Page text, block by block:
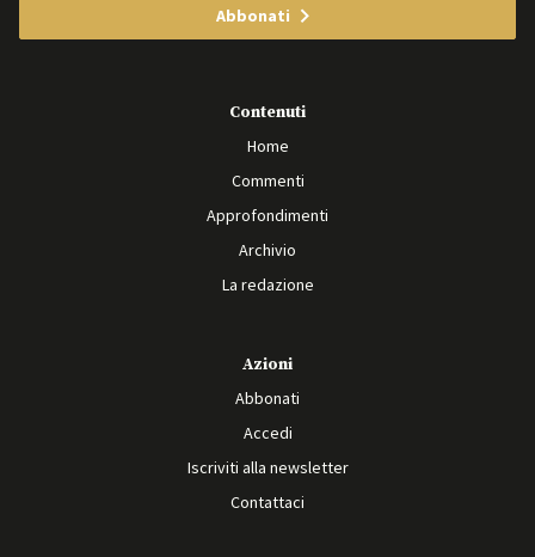
Abbonati
Contenuti
Home
Commenti
Approfondimenti
Archivio
La redazione
Azioni
Abbonati
Accedi
Iscriviti alla newsletter
Contattaci